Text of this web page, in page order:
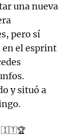
una nueva
pero sí
en el esprint
y situó a
🇮🇹🏆